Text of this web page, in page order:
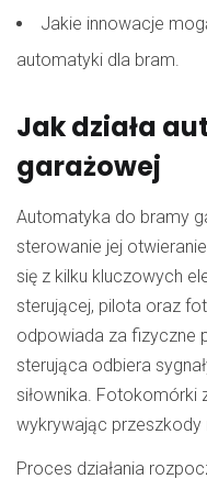
Jakie innowacje
automatyki dla bram.
Jak działa
garażowej
Automatyka do bramy
sterowanie jej
się z kilku kluczowych
sterującej, pilota oraz
odpowiada za fizyczne
sterująca odbiera
siłownika. Fotokomórki
wykrywając przeszkody
Proces działania